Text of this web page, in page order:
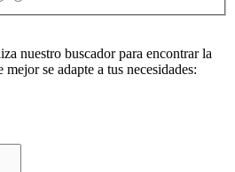
nuestro buscador para encontrar la
se adapte a tus necesidades: